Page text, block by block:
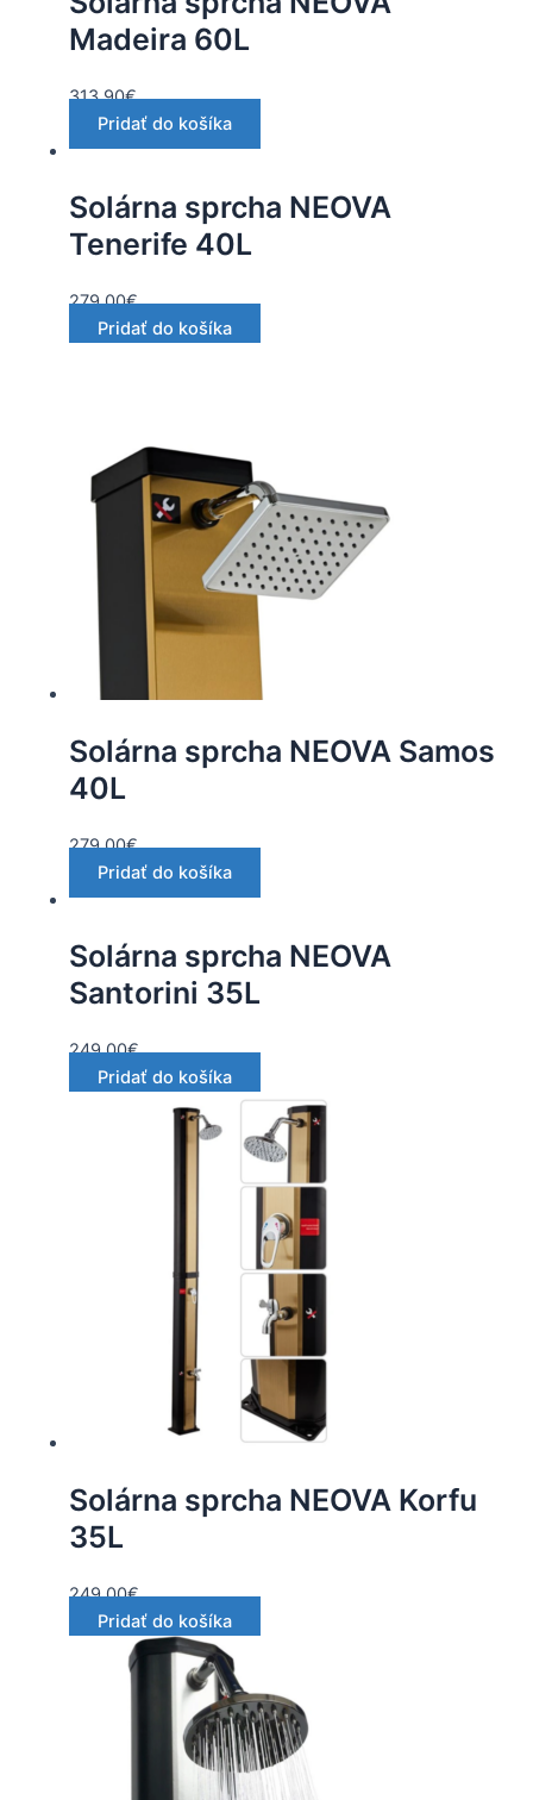
Madeira 60L
313.90€
Pridať do košíka
Solárna sprcha NEOVA
Tenerife 40L
279.00€
Pridať do košíka
Solárna sprcha NEOVA Samos
40L
279.00€
Pridať do košíka
Solárna sprcha NEOVA
Santorini 35L
249.00€
Pridať do košíka
Solárna sprcha NEOVA Korfu
35L
249.00€
Pridať do košíka